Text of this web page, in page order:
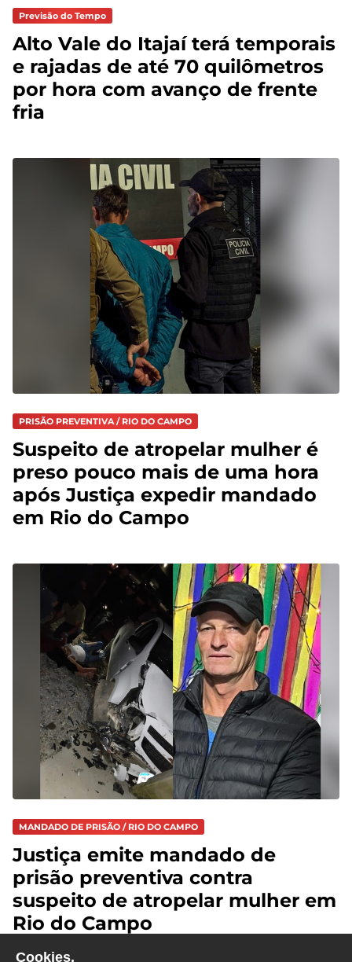
Previsão do Tempo
Alto Vale do Itajaí terá temporais
e rajadas de até 70 quilômetros
por hora com avanço de frente
fria
PRISÃO PREVENTIVA / RIO DO CAMPO
Suspeito de atropelar mulher é
preso pouco mais de uma hora
após Justiça expedir mandado
em Rio do Campo
MANDADO DE PRISÃO / RIO DO CAMPO
Justiça emite mandado de
prisão preventiva contra
suspeito de atropelar mulher em
Rio do Campo
Cookies.